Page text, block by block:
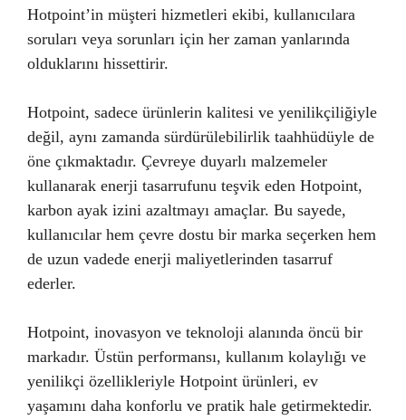
Hotpoint’in müşteri hizmetleri ekibi, kullanıcılara
soruları veya sorunları için her zaman yanlarında
olduklarını hissettirir.
Hotpoint, sadece ürünlerin kalitesi ve yenilikçiliğiyle
değil, aynı zamanda sürdürülebilirlik taahhüdüyle de
öne çıkmaktadır. Çevreye duyarlı malzemeler
kullanarak enerji tasarrufunu teşvik eden Hotpoint,
karbon ayak izini azaltmayı amaçlar. Bu sayede,
kullanıcılar hem çevre dostu bir marka seçerken hem
de uzun vadede enerji maliyetlerinden tasarruf
ederler.
Hotpoint, inovasyon ve teknoloji alanında öncü bir
markadır. Üstün performansı, kullanım kolaylığı ve
yenilikçi özellikleriyle Hotpoint ürünleri, ev
yaşamını daha konforlu ve pratik hale getirmektedir.